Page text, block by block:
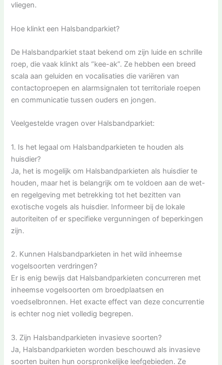
vliegen.
Hoe klinkt een Halsbandparkiet?
De Halsbandparkiet staat bekend om zijn luide en schrille
roep, die vaak klinkt als “kee-ak”. Ze hebben een breed
scala aan geluiden en vocalisaties die variëren van
contactoproepen en alarmsignalen tot territoriale roepen
en communicatie tussen ouders en jongen.
Veelgestelde vragen over Halsbandparkiet:
1. Is het legaal om Halsbandparkieten te houden als
huisdier?
Ja, het is mogelijk om Halsbandparkieten als huisdier te
houden, maar het is belangrijk om te voldoen aan de wet-
en regelgeving met betrekking tot het bezitten van
exotische vogels als huisdier. Informeer bij de lokale
autoriteiten of er specifieke vergunningen of beperkingen
zijn.
2. Kunnen Halsbandparkieten in het wild inheemse
vogelsoorten verdringen?
Er is enig bewijs dat Halsbandparkieten concurreren met
inheemse vogelsoorten om broedplaatsen en
voedselbronnen. Het exacte effect van deze concurrentie
is echter nog niet volledig begrepen.
3. Zijn Halsbandparkieten invasieve soorten?
Ja, Halsbandparkieten worden beschouwd als invasieve
soorten buiten hun oorspronkelijke leefgebieden. Ze